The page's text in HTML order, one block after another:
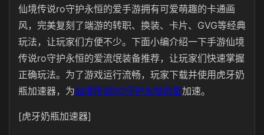
仙境传说ro守护永恒的爱手游拥有可爱萌趣的卡通画
风，完美复刻了端游的转职、换装、卡片、GVG等经典
玩法，让玩家们方便不少。下面小编介绍一下手游仙境
传说ro守护永恒的爱流氓装备推荐，让玩家们快速掌握
正确玩法。为了游戏运行流畅，玩家下载并使用虎牙奶
瓶加速器，为仙境传说RO守护永恒的爱加速。
[虎牙奶瓶加速器]